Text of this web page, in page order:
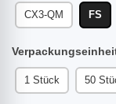
CX3-QM FS
1 Stück 50